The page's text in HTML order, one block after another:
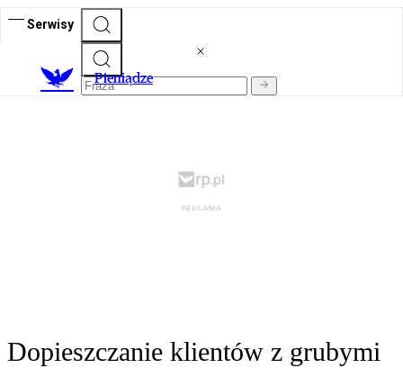
Serwisy
Pieniądze
Dopieszczanie klientów z grubymi